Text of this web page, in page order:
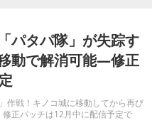
パタパ隊」が失踪す
動で解消可能―修正
作戦！キノコ城に移動してから再び
正パッチは12月中に配信予定で